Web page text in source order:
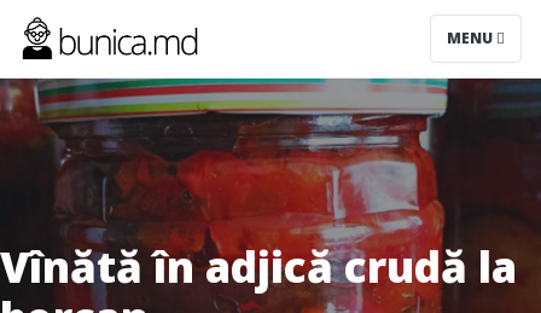
MENU
Vînătă în adjică crudă la